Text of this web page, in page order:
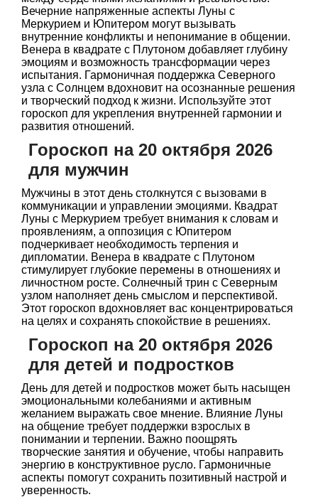
Вечерние напряженные аспекты Луны с
Меркурием и Юпитером могут вызывать
внутренние конфликты и непонимание в общении.
Венера в квадрате с Плутоном добавляет глубину
эмоциям и возможность трансформации через
испытания. Гармоничная поддержка Северного
узла с Солнцем вдохновит на осознанные решения
и творческий подход к жизни. Используйте этот
гороскоп для укрепления внутренней гармонии и
развития отношений.
Гороскоп на 20 октября 2026
для мужчин
Мужчины в этот день столкнутся с вызовами в
коммуникации и управлении эмоциями. Квадрат
Луны с Меркурием требует внимания к словам и
проявлениям, а оппозиция с Юпитером
подчеркивает необходимость терпения и
дипломатии. Венера в квадрате с Плутоном
стимулирует глубокие перемены в отношениях и
личностном росте. Солнечный трин с Северным
узлом наполняет день смыслом и перспективой.
Этот гороскоп вдохновляет вас концентрироваться
на целях и сохранять спокойствие в решениях.
Гороскоп на 20 октября 2026
для детей и подростков
День для детей и подростков может быть насыщен
эмоциональными колебаниями и активным
желанием выражать свое мнение. Влияние Луны
на общение требует поддержки взрослых в
понимании и терпении. Важно поощрять
творческие занятия и обучение, чтобы направить
энергию в конструктивное русло. Гармоничные
аспекты помогут сохранить позитивный настрой и
уверенность.